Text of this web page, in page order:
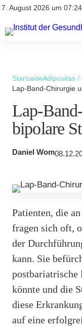
7. August 2026 um
Kontakt
Kontakt
AGBs
StartseiteAdipositas /
Lap-Band-Chirurgie
Lap-
bipolare
Daniel Wom
Patienten, die
fragen sich oft,
der
kann. Sie
postbariatrische
könnte und die
diese
auf eine